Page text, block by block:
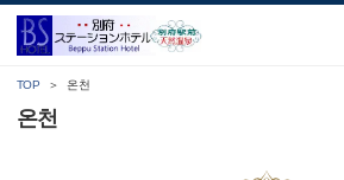
TOP 온천
온천